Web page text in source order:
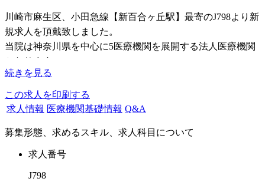
川崎市麻生区、小田急線【新百合ヶ丘駅】最寄のJ798より新
規求人を頂戴致しました。
当院は神奈川県を中心に5医療機関を展開する法人医療機関
となります。
この度は1日外来100名超の当該医院よりドクター募集を開始
致しました。
おります。
年2回の全体研修会をはじめ、毎月各部会による研修会を開
し、常に学術・技術の研鑚に力を入れています。
続きを見る
この求人を印刷する
求人情報 医療機関基礎情報 Q&A
募集形態、求めるスキル、求人科目について
求人番号
J798